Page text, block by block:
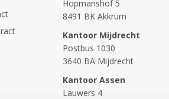
Hopmanshof 5
8491 BK Akkrum
Kantoor Mijdrecht
Postbus 1030
3640 BA Mijdrecht
Kantoor Assen
Lauwers 4